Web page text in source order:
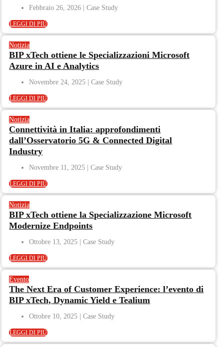
Febbraio 26, 2026
LEGGI DI PIÙ
Notizia
BIP xTech ottiene le Specializzazioni Microsoft
Azure in AI e Analytics
Novembre 24, 2025
LEGGI DI PIÙ
Notizia
Connettività in Italia: approfondimenti
dall’Osservatorio 5G & Connected Digital
Industry
Novembre 11, 2025
LEGGI DI PIÙ
Notizia
BIP xTech ottiene la Specializzazione Microsoft
Modernize Endpoints
Ottobre 13, 2025
LEGGI DI PIÙ
Evento
The Next Era of Customer Experience: l’evento di
BIP xTech, Dynamic Yield e Tealium
Ottobre 10, 2025
LEGGI DI PIÙ